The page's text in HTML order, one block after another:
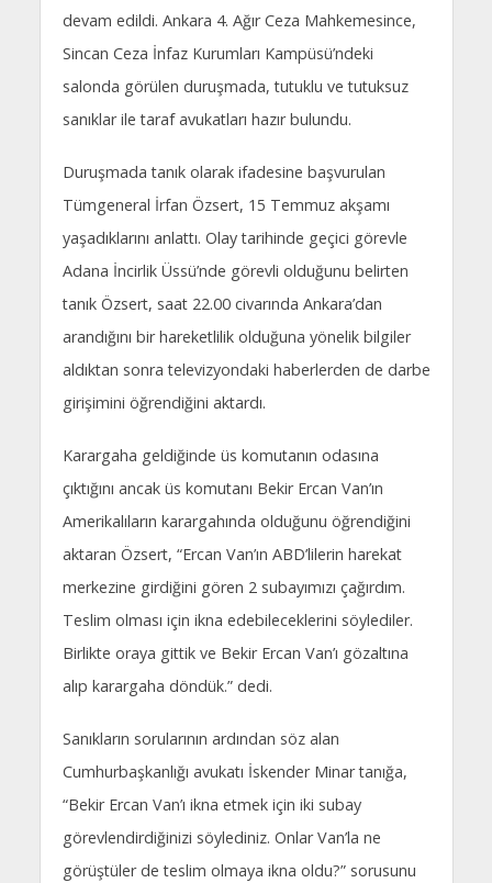
devam edildi. Ankara 4. Ağır Ceza Mahkemesince,
Sincan Ceza İnfaz Kurumları Kampüsü’ndeki
salonda görülen duruşmada, tutuklu ve tutuksuz
sanıklar ile taraf avukatları hazır bulundu.
Duruşmada tanık olarak ifadesine başvurulan
Tümgeneral İrfan Özsert, 15 Temmuz akşamı
yaşadıklarını anlattı. Olay tarihinde geçici görevle
Adana İncirlik Üssü’nde görevli olduğunu belirten
tanık Özsert, saat 22.00 civarında Ankara’dan
arandığını bir hareketlilik olduğuna yönelik bilgiler
aldıktan sonra televizyondaki haberlerden de darbe
girişimini öğrendiğini aktardı.
Karargaha geldiğinde üs komutanın odasına
çıktığını ancak üs komutanı Bekir Ercan Van’ın
Amerikalıların karargahında olduğunu öğrendiğini
aktaran Özsert, “Ercan Van’ın ABD’lilerin harekat
merkezine girdiğini gören 2 subayımızı çağırdım.
Teslim olması için ikna edebileceklerini söylediler.
Birlikte oraya gittik ve Bekir Ercan Van’ı gözaltına
alıp karargaha döndük.” dedi.
Sanıkların sorularının ardından söz alan
Cumhurbaşkanlığı avukatı İskender Minar tanığa,
“Bekir Ercan Van’ı ikna etmek için iki subay
görevlendirdiğinizi söylediniz. Onlar Van’la ne
görüştüler de teslim olmaya ikna oldu?” sorusunu